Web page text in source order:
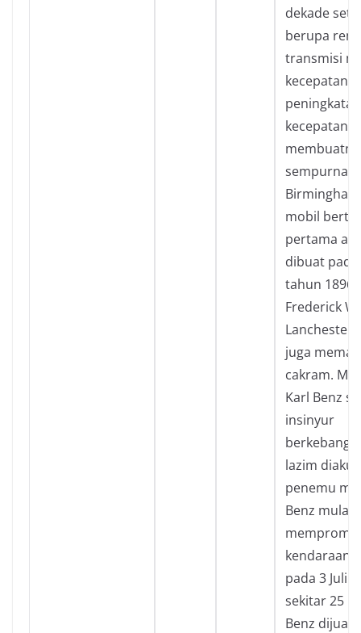
dekade
berupa rem
transmisi
kecepatan,
peningkatan
kecepatan
sempurna.
mobil
pertama
dibuat pada
tahun 1896
Frederick
juga
cakram.
Karl Benz
insinyur
lazim diakui
penemu
Benz mulai
kendaraan
pada 3 Juli
sekitar 25
Benz dijual